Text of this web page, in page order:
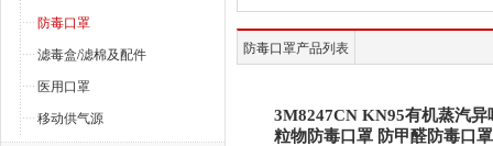
防毒口罩
滤毒盒/滤棉及配件
医用口罩
移动供气源
防毒口罩产品列表
3M8247CN KN95有机蒸汽异
粒物防毒口罩 防甲醛防毒口罩